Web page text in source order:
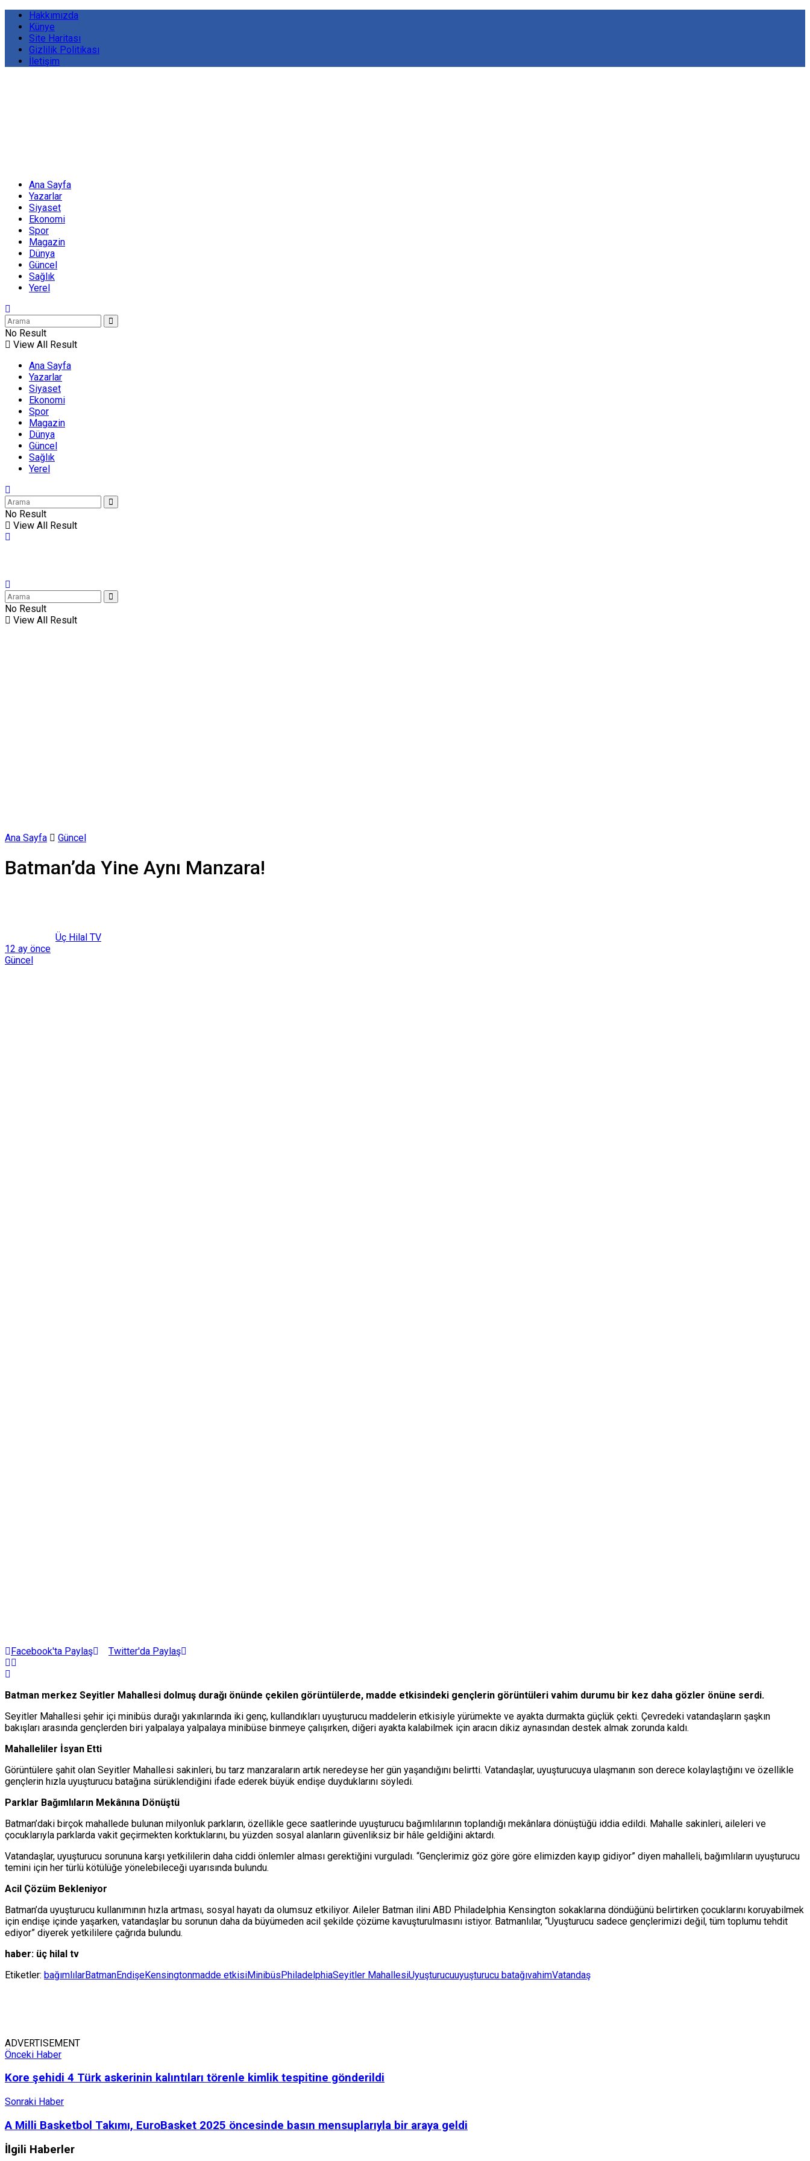
Hakkımızda
Künye
Site Haritası
Gizlilik Politikası
İletişim
Ana Sayfa
Yazarlar
Siyaset
Ekonomi
Spor
Magazin
Dünya
Güncel
Sağlık
Yerel
No Result
View All Result
Ana Sayfa
Yazarlar
Siyaset
Ekonomi
Spor
Magazin
Dünya
Güncel
Sağlık
Yerel
No Result
View All Result
No Result
View All Result
Ana Sayfa Güncel
Batman’da Yine Aynı Manzara!
Üç Hilal TV
12 ay önce
Güncel
Facebook'ta Paylaş Twitter'da Paylaş
Batman merkez Seyitler Mahallesi dolmuş durağı önünde çekilen görüntülerde, madde etkisindeki gençlerin görüntüleri vahim durumu bir kez daha gözler önüne serdi.
Seyitler Mahallesi şehir içi minibüs durağı yakınlarında iki genç, kullandıkları uyuşturucu maddelerin etkisiyle yürümekte ve ayakta durmakta güçlük çekti. Çevredeki vatandaşların şaşkın
bakışları arasında gençlerden biri yalpalaya yalpalaya minibüse binmeye çalışırken, diğeri ayakta kalabilmek için aracın dikiz aynasından destek almak zorunda kaldı.
Mahalleliler İsyan Etti
Görüntülere şahit olan Seyitler Mahallesi sakinleri, bu tarz manzaraların artık neredeyse her gün yaşandığını belirtti. Vatandaşlar, uyuşturucuya ulaşmanın son derece kolaylaştığını ve özellikle
gençlerin hızla uyuşturucu batağına sürüklendiğini ifade ederek büyük endişe duyduklarını söyledi.
Parklar Bağımlıların Mekânına Dönüştü
Batman’daki birçok mahallede bulunan milyonluk parkların, özellikle gece saatlerinde uyuşturucu bağımlılarının toplandığı mekânlara dönüştüğü iddia edildi. Mahalle sakinleri, aileleri ve
çocuklarıyla parklarda vakit geçirmekten korktuklarını, bu yüzden sosyal alanların güvenliksiz bir hâle geldiğini aktardı.
Vatandaşlar, uyuşturucu sorununa karşı yetkililerin daha ciddi önlemler alması gerektiğini vurguladı. “Gençlerimiz göz göre göre elimizden kayıp gidiyor” diyen mahalleli, bağımlıların uyuşturucu
temini için her türlü kötülüğe yönelebileceği uyarısında bulundu.
Acil Çözüm Bekleniyor
Batman’da uyuşturucu kullanımının hızla artması, sosyal hayatı da olumsuz etkiliyor. Aileler Batman ilini ABD Philadelphia Kensington sokaklarına döndüğünü belirtirken çocuklarını koruyabilmek
için endişe içinde yaşarken, vatandaşlar bu sorunun daha da büyümeden acil şekilde çözüme kavuşturulmasını istiyor. Batmanlılar, “Uyuşturucu sadece gençlerimizi değil, tüm toplumu tehdit
ediyor” diyerek yetkililere çağrıda bulundu.
haber: üç hilal tv
Etiketler: bağımlılarBatmanEndişeKensingtonmadde etkisiMinibüsPhiladelphiaSeyitler MahallesiUyuşturucuuyuşturucu batağıvahimVatandaş
ADVERTISEMENT
Önceki Haber
Kore şehidi 4 Türk askerinin kalıntıları törenle kimlik tespitine gönderildi
Sonraki Haber
A Milli Basketbol Takımı, EuroBasket 2025 öncesinde basın mensuplarıyla bir araya geldi
İlgili Haberler